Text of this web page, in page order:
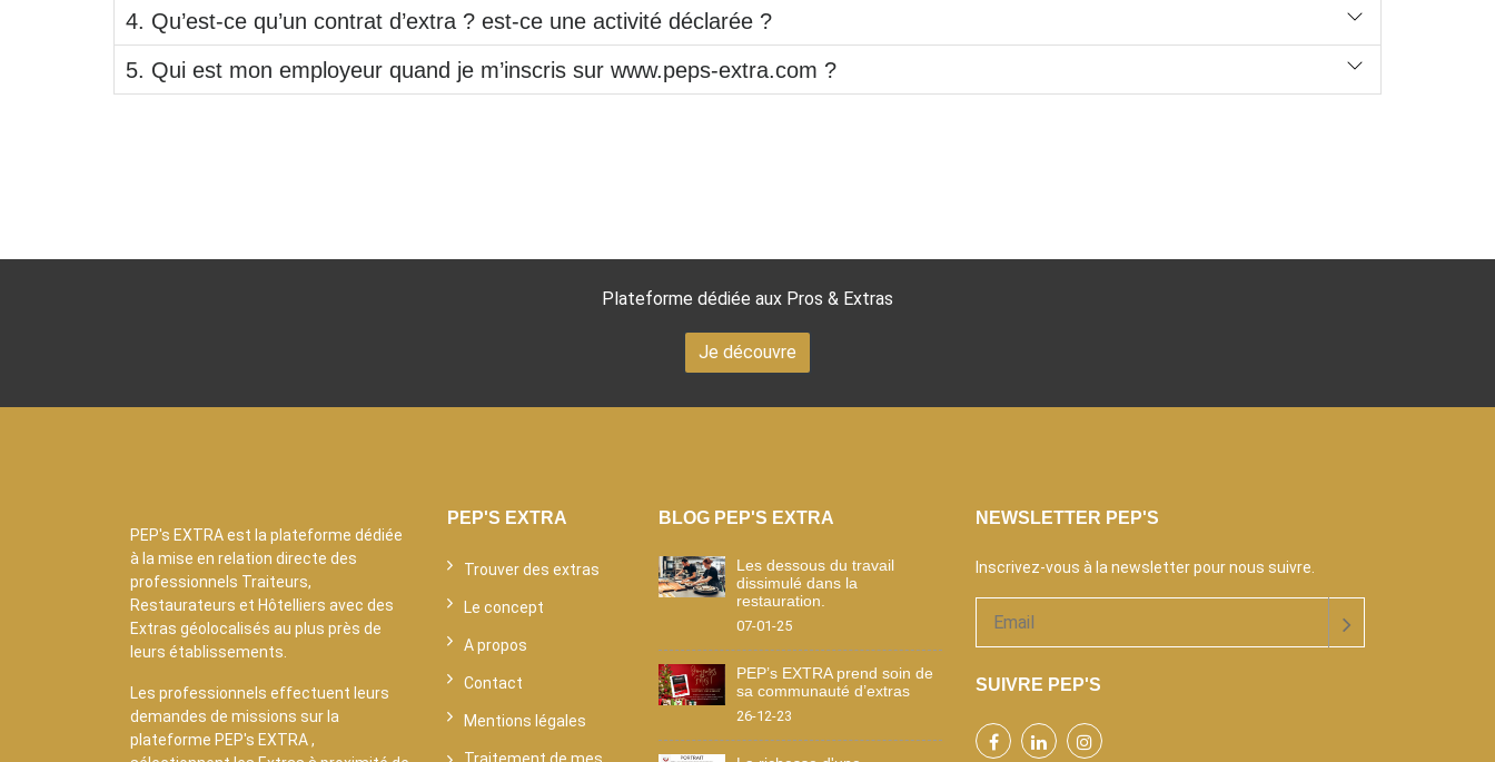
4. Qu’est-ce qu’un contrat d’extra ? est-ce une activité déclarée ?
5. Qui est mon employeur quand je m’inscris sur www.peps-extra.com ?
Plateforme dédiée aux Pros & Extras
Je découvre
PEP's EXTRA est la plateforme dédiée
à la mise en relation directe des
professionnels Traiteurs,
Restaurateurs et Hôtelliers avec des
Extras géolocalisés au plus près de
leurs établissements.
Les professionnels effectuent leurs
demandes de missions sur la
plateforme PEP's EXTRA ,
PEP'S EXTRA
Trouver des extras
Le concept
A propos
Contact
Mentions légales
BLOG PEP'S EXTRA
Les dessous du travail
dissimulé dans la
restauration.
07-01-25
PEP’s EXTRA prend soin de
sa communauté d’extras
26-12-23
NEWSLETTER PEP'S
Inscrivez-vous à la newsletter pour nous suivre.
SUIVRE PEP'S